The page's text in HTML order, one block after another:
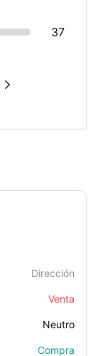
37

Dirección
Venta
Neutro
Compra